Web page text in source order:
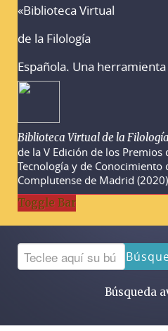
«Biblioteca Virtual
de la Filología
Española. Una
Biblioteca Virtual de la
de la V Edición de los Premios
Tecnología y de Conocimiento
Complutense de Madrid (2020)
Toggle Bar
Búsqueda